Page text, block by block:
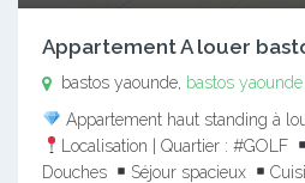
Appartement A louer
bastos yaounde, bastos yaounde
Appartement haut standing à
Localisation | Quartier : #GOLF
Douches
Séjour spacieux